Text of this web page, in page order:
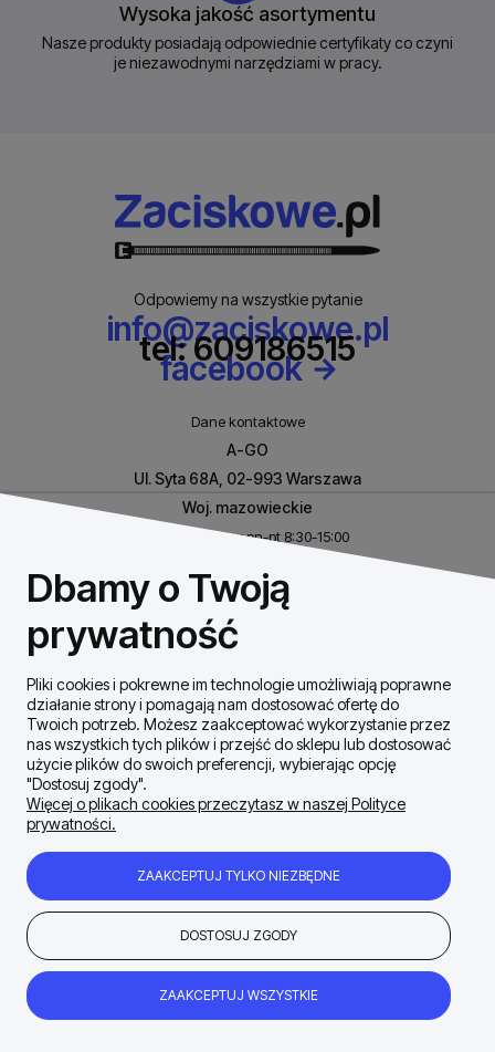
Wysoka jakość asortymentu
Nasze produkty posiadają odpowiednie certyfikaty co czyni
je niezawodnymi narzędziami w pracy.
Odpowiemy na wszystkie pytanie
info@zaciskowe.pl
tel: 609186515
facebook
Dane kontaktowe
A-GO
Ul. Syta 68A, 02-993 Warszawa
Woj. mazowieckie
Biuro czynne w pn-pt 8:30-15:00
REGON: 146926170
Szybki Kontakt
Dostawa / płatności
Zakupy Regulamin
Firma
Dbamy o Twoją
prywatność
Pliki cookies i pokrewne im technologie umożliwiają poprawne
działanie strony i pomagają nam dostosować ofertę do
Twoich potrzeb. Możesz zaakceptować wykorzystanie przez
nas wszystkich tych plików i przejść do sklepu lub dostosować
użycie plików do swoich preferencji, wybierając opcję
"Dostosuj zgody".
Więcej o plikach cookies przeczytasz w naszej Polityce
prywatności.
ZAAKCEPTUJ TYLKO NIEZBĘDNE
DOSTOSUJ ZGODY
ZAAKCEPTUJ WSZYSTKIE